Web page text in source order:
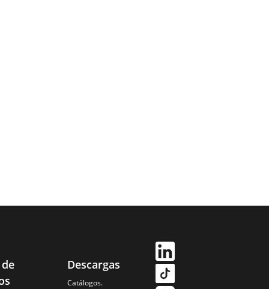
Descargas
Catálogos.